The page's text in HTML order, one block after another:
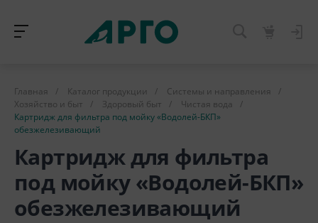
Главная / Каталог продукции / Системы и направления
/
Хозяйство и быт
/ Здоровый быт / Чистая вода
/
Картридж для фильтра под мойку «Водолей-БКП»
обезжелезивающий
Картридж для фильтра
под мойку «Водолей-БКП»
обезжелезивающий